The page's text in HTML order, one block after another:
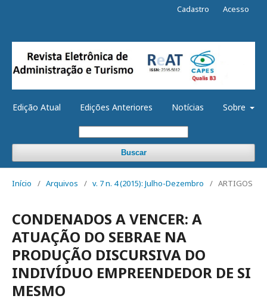
Edição Atual Edições Anteriores Notícias Sobre
Buscar
Cadastro Acesso
Início / Arquivos / v. 7 n. 4 (2015): Julho-Dezembro / ARTIGOS
CONDENADOS A VENCER: A
ATUAÇÃO DO SEBRAE NA
PRODUÇÃO DISCURSIVA DO
INDIVÍDUO EMPREENDEDOR DE SI
MESMO